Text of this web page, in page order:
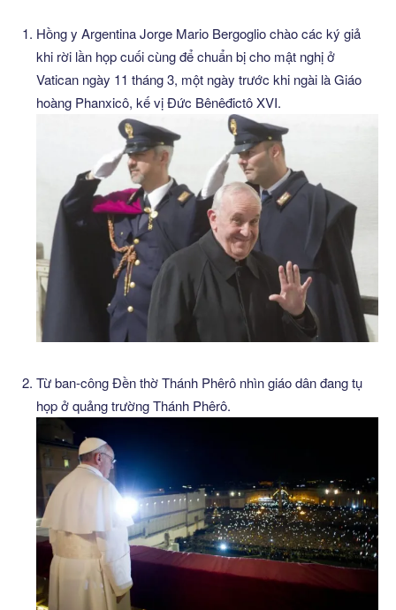
Hồng y Argentina Jorge Mario Bergoglio chào các ký giả
khi rời lần họp cuối cùng để chuẩn bị cho mật nghị ở
Vatican ngày 11 tháng 3, một ngày trước khi ngài là Giáo
hoàng Phanxicô, kế vị Đức Bênêđictô XVI.
Từ ban-công Đền thờ Thánh Phêrô nhìn giáo dân đang tụ
họp ở quảng trường Thánh Phêrô.